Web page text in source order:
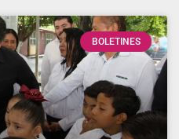
BOLETINES